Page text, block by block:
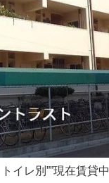
イレ別””現在賃貸中